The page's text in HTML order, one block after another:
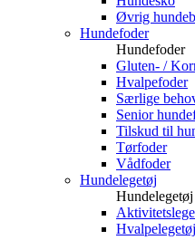
Øvrig
Hundefoder
Hundefoder
Gluten- /
Hvalpefoder
Særlige
Senior
Tilskud til
Tørfoder
Vådfoder
Hundelegetøj
Hundelegetøj
Hvalpelegetøj